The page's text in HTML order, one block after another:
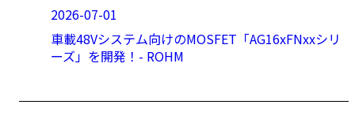
2026-07-01
車載48Vシステム向けのMOSFET「AG16xFNxxシリ
ーズ」を開発！- ROHM